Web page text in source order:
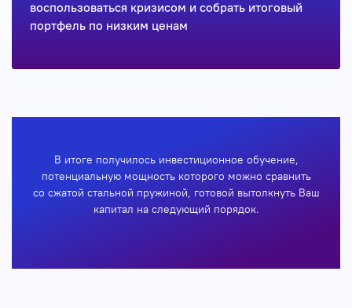
воспользоваться кризисом и собрать итоговый
портфель по низким ценам
В итоге получилось инвестиционное обучение,
потенциальную мощность которого можно сравнить
со сжатой стальной пружиной, готовой вытолкнуть Ваш
капитал на следующий порядок.